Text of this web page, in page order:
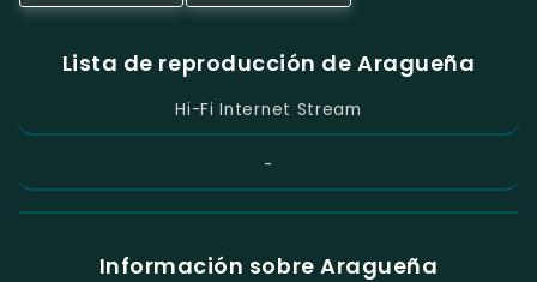
Lista de reproducción de Aragueña
Hi-Fi Internet Stream
-
Información sobre Aragueña